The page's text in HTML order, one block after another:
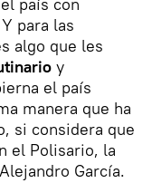
país con
para las
algo que les
y
el país
manera que ha
si considera que
el Polisario, la
García.